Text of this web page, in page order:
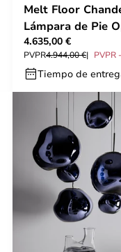
Melt Floor
Lámpara de Pie
Dixon
4.635,00 €
PVPR4.944,00 € PVPR
Tiempo de